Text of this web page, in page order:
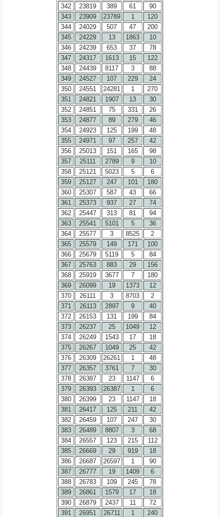
342
23819 389 61
90
343
23909 23789 1
120
344
24029 507 47
200
345
24229 13 1863
10
346
24239 653 37
78
347
24317 1613 15
122
348
24439 8117 3
88
349
24527 107 229
24
350
24551 24281 1
270
351
24821 1907 13
30
352
24851 75 331
26
353
24877 89 279
46
354
24923 125 199
48
355
24971 97 257
42
356
25013 151 165
98
357
25111 2789 9
10
358
25121 5023 5
6
359
25127 247 101
180
360
25307 587 43
66
361
25373 937 27
74
362
25447 313 81
94
363
25541 5101 5
36
364
25577 3 8525
2
365
25579 149 171
100
366
25679 5119 5
84
367
25763 883 29
156
368
25919 3677 7
180
369
26099 19 1373
12
370
26111 3 8703
2
371
26113 2897 9
40
372
26153 131 199
84
373
26237 25 1049
12
374
26249 1543 17
18
375
26267 1049 25
42
376
26309 26261 1
48
377
26357 3761 7
30
378
26387 23 1147
6
379
26393 26387 1
6
380
26399 23 1147
18
381
26417 125 211
42
382
26459 107 247
30
383
26489 8807 3
68
384
26557 123 215
112
385
26669 29 919
18
386
26687 26597 1
90
387
26777 19 1409
6
388
26783 109 245
78
389
26861 1579 17
18
390
26879 2437 11
72
391
26951 26711 1
240